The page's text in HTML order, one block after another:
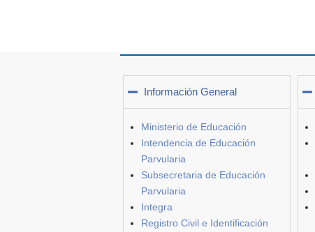
Información General
Ministerio de Educación
Intendencia de Educación
Parvularia
Subsecretaria de Educación
Parvularia
Integra
Registro Civil e Identificación